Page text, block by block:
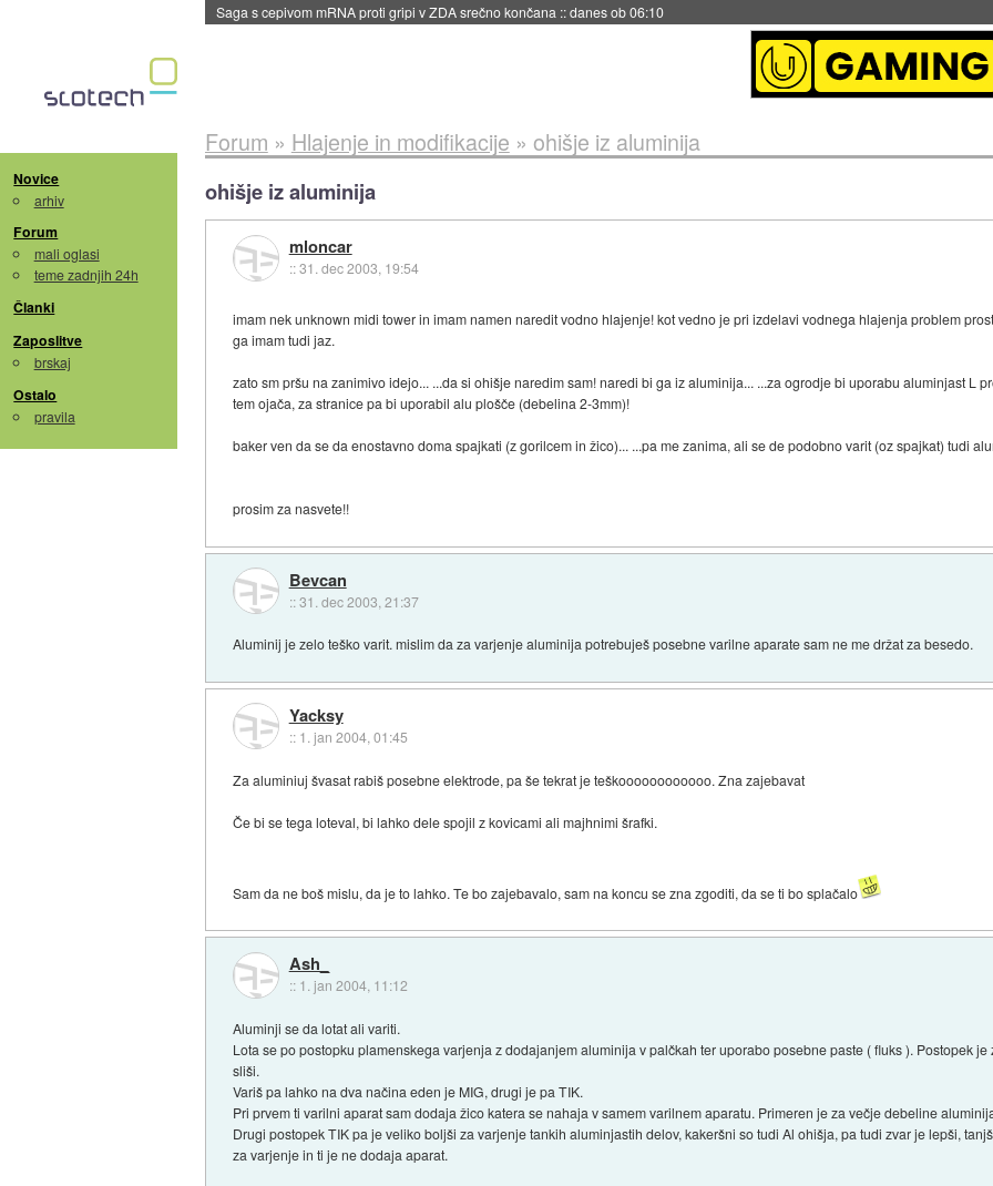
BMW v vozilih začel predvajati reklame::danes ob 06:09
Novice
arhiv
Forum
mali oglasi
teme zadnjih 24h
Članki
Zaposlitve
brskaj
Ostalo
pravila
Forum » Hlajenje in modifikacije » ohišje iz aluminija
ohišje iz aluminija
mloncar
::31. dec 2003, 19:54
imam nek unknown midi tower in imam namen naredit vodno hlajenje! kot vedno je pri izdelavi vodnega hlajenja problem
ga imam tudi jaz.
zato sm pršu na zanimivo idejo... ...da si ohišje naredim sam! naredi bi ga iz aluminija... ...za ogrodje bi uporabu aluminjast L
tem ojača, za stranice pa bi uporabil alu plošče (debelina 2-3mm)!
baker ven da se da enostavno doma spajkati (z gorilcem in žico)... ...pa me zanima, ali se de podobno varit (oz spajkat) tudi
prosim za nasvete!!
Bevcan
::31. dec 2003, 21:37
Aluminij je zelo teško varit. mislim da za varjenje aluminija potrebuješ posebne varilne aparate sam ne me držat za besedo.
Yacksy
:: 1. jan 2004, 01:45
Za aluminiuj švasat rabiš posebne elektrode, pa še tekrat je teškoooooooooooo. Zna zajebavat
Če bi se tega loteval, bi lahko dele spojil z kovicami ali majhnimi šrafki.
Sam da ne boš mislu, da je to lahko. Te bo zajebavalo, sam na koncu se zna zgoditi, da se ti bo splačalo
Ash_
:: 1. jan 2004, 11:12
Aluminji se da lotat ali variti.
Lota se po postopku plamenskega varjenja z dodajanjem aluminija v palčkah ter uporabo posebne paste ( fluks ). Postopek
sliši.
Variš pa lahko na dva načina eden je MIG, drugi je pa TIK.
Pri prvem ti varilni aparat sam dodaja žico katera se nahaja v samem varilnem aparatu. Primeren je za večje debeline
Drugi postopek TIK pa je veliko boljši za varjenje tankih aluminjastih delov, kakeršni so tudi Al ohišja, pa tudi zvar je lepši,
za varjenje in ti je ne dodaja aparat.